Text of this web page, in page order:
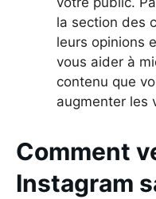
la section des
leurs opinions
vous aider à
contenu que
augmenter les
Comment
Instagram